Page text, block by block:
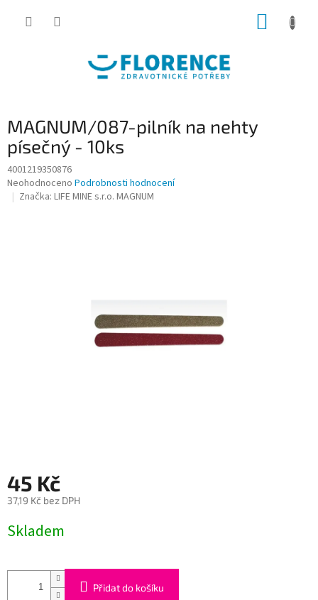
MAGNUM/087-pilník na nehty
písečný - 10ks
4001219350876
Průměrné
hodnocení
Neohodnoceno Podrobnosti hodnocení
Značka: LIFE MINE s.r.o. MAGNUM
45 Kč
37,19 Kč bez DPH
cena:
Skladem
Přidat do košíku